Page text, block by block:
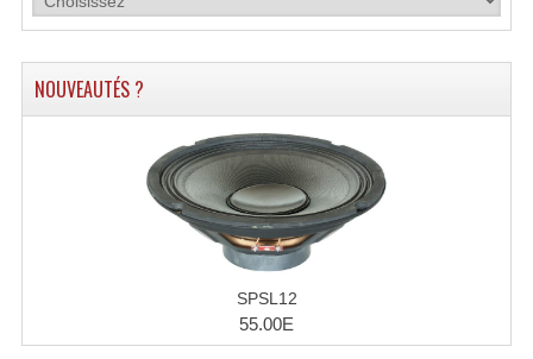
Haut-Parleurs Origine Sav
Membrannes De Haut Parleurs
Pieces Détachées Sav
Accessoires Public-Adress L100V
NOUVEAUTÉS ?
SPSL12
55.00E